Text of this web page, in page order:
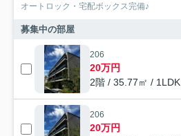
オートロック・宅配ボックス完備♪
募集中の部屋
206
20万円
2階 / 35.77㎡ / 1LDK
206
20万円